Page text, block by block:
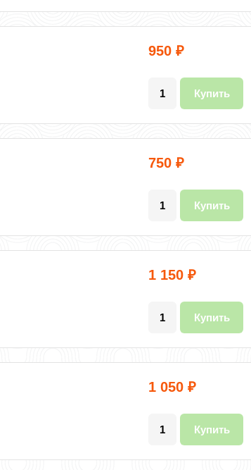
950₽
Купить
750₽
Купить
1 150₽
Купить
1 050₽
Купить